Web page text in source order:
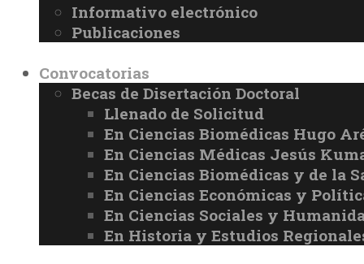
Informativo electrónico
Publicaciones
Convocatorias
Becas de Disertación Doctoral
Llenado de Solicitud
En Ciencias Biomédicas Hugo
En Ciencias Médicas Jesús
En Ciencias Biomédicas y de la
En Ciencias Económicas y
En Ciencias Sociales y
En Historia y Estudios